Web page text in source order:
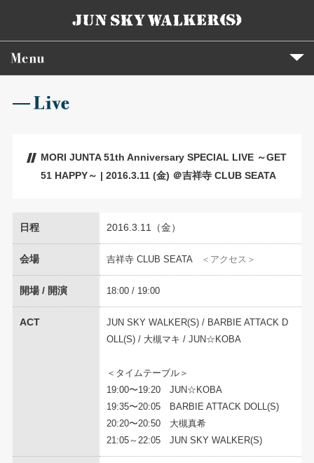
MORI JUNTA 51th Anniversary SPECIAL LIVE ～GET
51 HAPPY～ | 2016.3.11 (金) ＠吉祥寺 CLUB SEATA
日程 2016.3.11（金）
会場 吉祥寺 CLUB SEATA ＜アクセス＞
開場 / 開演 18:00 / 19:00
ACT
JUN SKY WALKER(S) / BARBIE ATTACK D
OLL(S) / 大槻マキ / JUN☆KOBA
＜タイムテーブル＞
19:00〜19:20 JUN☆KOBA
19:35〜20:05 BARBIE ATTACK DOLL(S)
20:20〜20:50 大槻真希
21:05～22:05 JUN SKY WALKER(S)